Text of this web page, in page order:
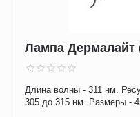
Лампа Дермалайт
Длина волны - 311 нм.
305 до 315 нм. Размеры -